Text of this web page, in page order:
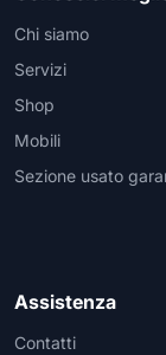
Chi siamo
Servizi
Shop
Mobili
Sezione usato
Assistenza
Contatti